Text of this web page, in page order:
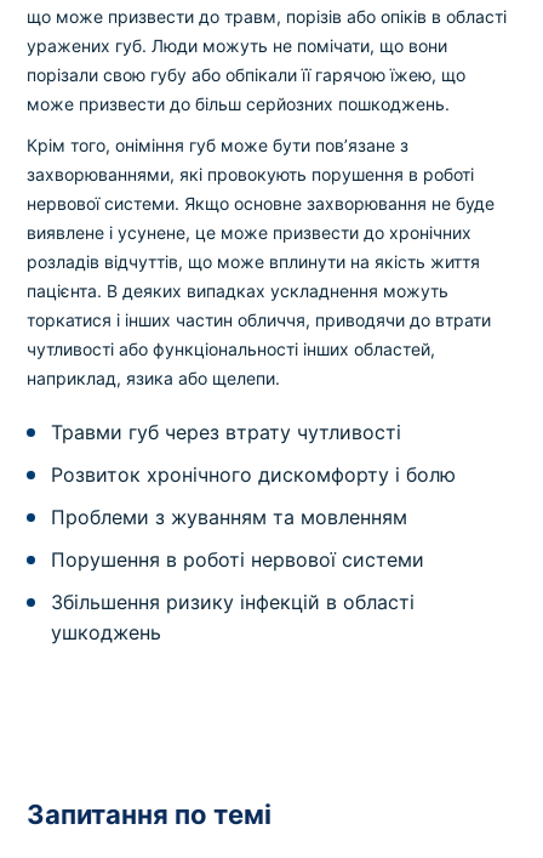
що може призвести до травм, порізів або опіків в області
уражених губ. Люди можуть не помічати, що вони
порізали свою губу або обпікали її гарячою їжею, що
може призвести до більш серйозних пошкоджень.
Крім того, оніміння губ може бути пов’язане з
захворюваннями, які провокують порушення в роботі
нервової системи. Якщо основне захворювання не буде
виявлене і усунене, це може призвести до хронічних
розладів відчуттів, що може вплинути на якість життя
пацієнта. В деяких випадках ускладнення можуть
торкатися і інших частин обличчя, приводячи до втрати
чутливості або функціональності інших областей,
наприклад, язика або щелепи.
Травми губ через втрату чутливості
Розвиток хронічного дискомфорту і болю
Проблеми з жуванням та мовленням
Порушення в роботі нервової системи
Збільшення ризику інфекцій в області
ушкоджень
Запитання по темі